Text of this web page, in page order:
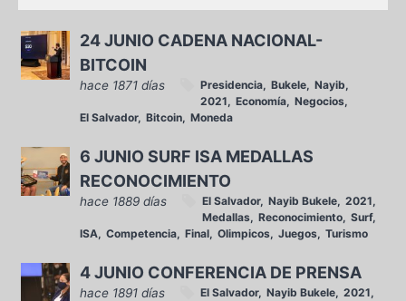
24 JUNIO CADENA NACIONAL-
BITCOIN
hace 1871 días Presidencia Bukele Nayib
2021
Economía Negocios
El Salvador Bitcoin Moneda
6 JUNIO SURF ISA MEDALLAS
RECONOCIMIENTO
hace 1889 días El Salvador Nayib Bukele 2021
Medallas Reconocimiento Surf
ISA Competencia Final Olimpicos Juegos Turismo
4 JUNIO CONFERENCIA DE PRENSA
hace 1891 días El Salvador Nayib Bukele 2021